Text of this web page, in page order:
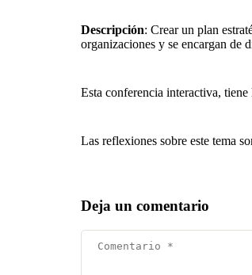
Descripción: Crear un plan
organizaciones y se encargan de
Esta conferencia interactiva,
Las reflexiones sobre este tema
Deja un comentario